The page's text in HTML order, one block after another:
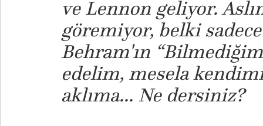
ve Lennon geliyor.
göremiyor, belki
Behram'ın
edelim, mesela
aklıma... Ne dersiniz?